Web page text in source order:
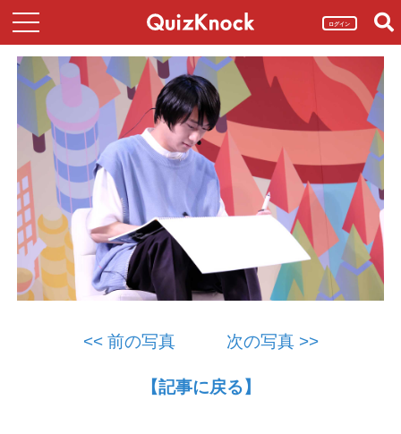
ログイン
<< 前の写真 次の写真 >>
【記事に戻る】